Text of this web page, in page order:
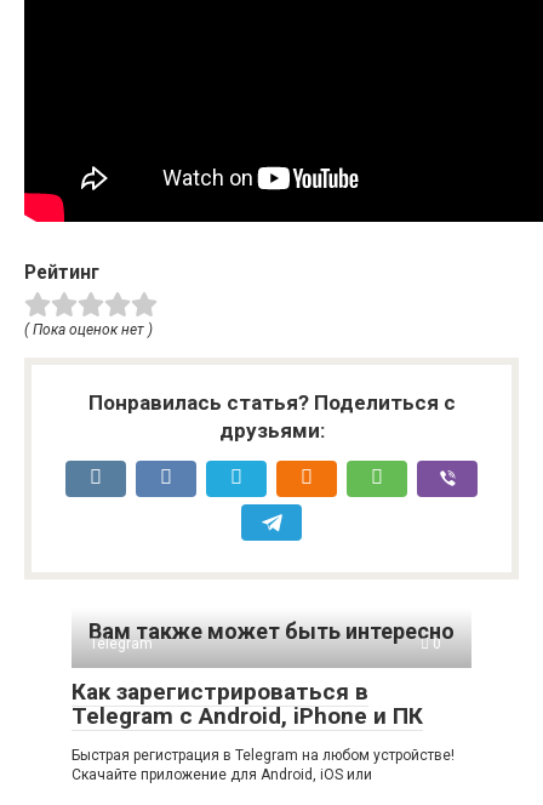
Рейтинг
( Пока оценок нет )
Понравилась статья? Поделиться с
друзьями:
Вам также может быть интересно
Telegram 0
Как зарегистрироваться в
Telegram с Android, iPhone и ПК
Быстрая регистрация в Telegram на любом устройстве!
Скачайте приложение для Android, iOS или